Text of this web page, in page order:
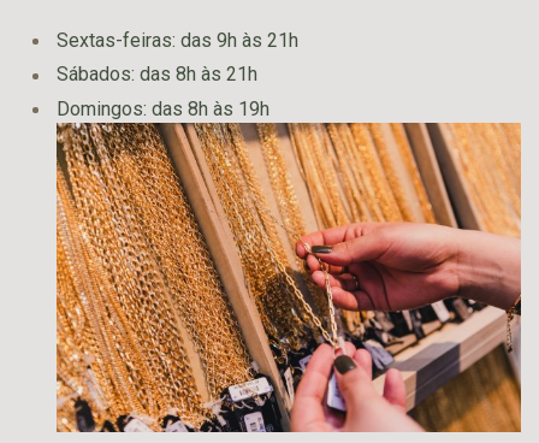
Sextas-feiras: das 9h às 21h
Sábados: das 8h às 21h
Domingos: das 8h às 19h